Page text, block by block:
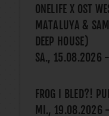
ONELIFE X OST
MATALUYA &
DEEP HOUSE)
SA., 15.08.2026
FROG I BLED?!
MI., 19.08.2026